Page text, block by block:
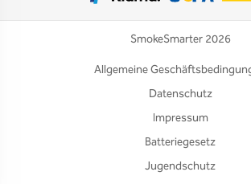
SmokeSmarter 2026
Allgemeine
Datenschutz
Impressum
Batteriegesetz
Jugendschutz